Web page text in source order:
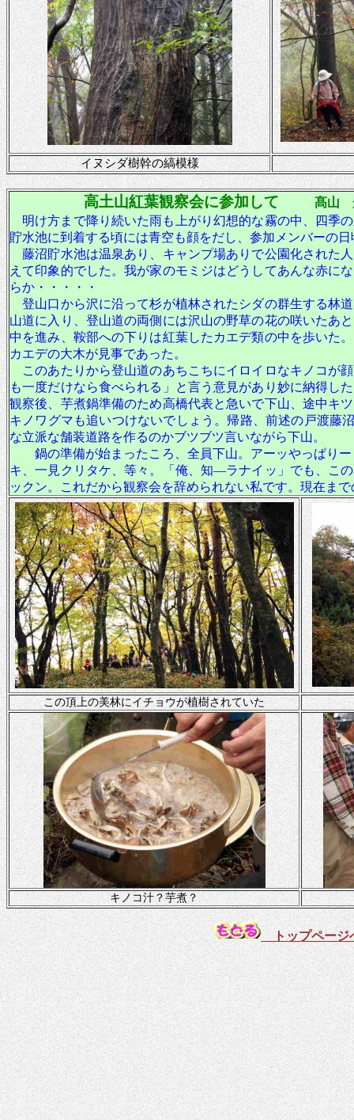
イヌシダ樹幹の縞模様
高土山紅葉観察会に参加して
髙山
明け方まで降り続いた雨も上がり幻想的な霧の中、四季
貯水池に到着する頃には青空も顔をだし、参加メンバーの
藤沼貯水池は温泉あり、キャンプ場ありで公園化された
えて印象的でした。我が家のモミジはどうしてあんな赤に
らか・・・・・
登山口から沢に沿って杉が植林されたシダの群生する林
山道に入り、登山道の両側には沢山の野草の花の咲いたあ
中を進み、鞍部への下りは紅葉したカエデ類の中を歩いた
カエデの大木が見事であった。
このあたりから登山道のあちこちにイロイロなキノコが
も一度だけなら食べられる」と言う意見があり妙に納得し
観察後、芋煮鍋準備のため高橋代表と急いで下山、途中キ
キノワグマも追いつけないでしょう。帰路、前述の戸渡藤
な立派な舗装道路を作るのかブツブツ言いながら下山。
鍋の準備が始まったころ、全員下山。アーッやっぱり
キ、一見クリタケ、等々。「俺、知―ラナイッ」でも、こ
ックン。これだから観察会を辞められない私です。現在ま
この頂上の美林にイチョウが植樹されていた
キノコ汁？芋煮？
トップページ